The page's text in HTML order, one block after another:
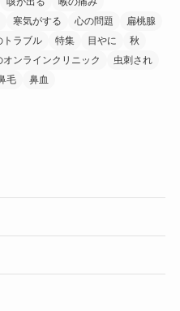
寒気がする 心の問題
扁桃腺
トラブル 特集 目やに
秋
オンラインクリニック
虫刺され
毛 鼻血